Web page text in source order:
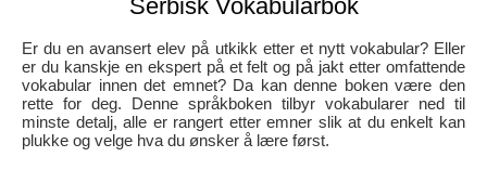
Serbisk Vokabularbok
Er du en avansert elev på utkikk etter et nytt vokabular? Eller
er du kanskje en ekspert på et felt og på jakt etter omfattende
vokabular innen det emnet? Da kan denne boken være den
rette for deg. Denne språkboken tilbyr vokabularer ned til
minste detalj, alle er rangert etter emner slik at du enkelt kan
plukke og velge hva du ønsker å lære først.